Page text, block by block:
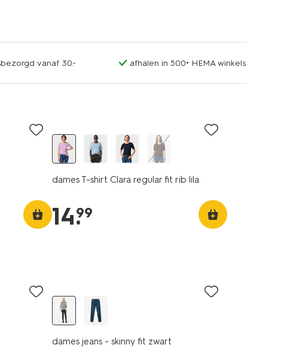
vanaf 30.- afhalen in 500+ HEMA winkels
dames T-shirt Clara regular fit rib lila
14.
99
dames jeans - skinny fit zwart